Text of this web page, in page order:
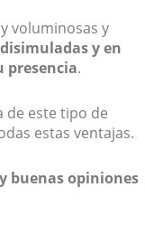
voluminosas y
y en
presencia.
de este tipo de
estas ventajas.
buenas opiniones